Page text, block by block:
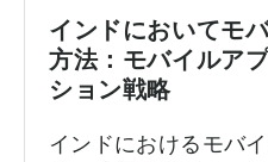
理
由」
に
い
何
か？
マ
イ
ク
インドにおいてモ
方法：モバイルア
ション戦略
インドにおけるモバ